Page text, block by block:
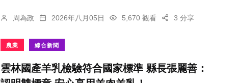
周為政 2026年八月05日 5,670 觀看 3 分享
農業 綜合新聞
雲林國產羊乳檢驗符合國家標準 縣長張麗善：